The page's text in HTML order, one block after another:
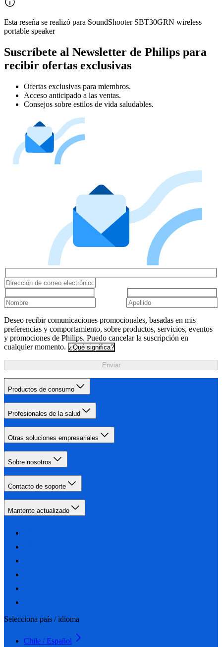
Esta reseña se realizó para SoundShooter SBT30GRN wireless
portable speaker
Suscríbete al Newsletter de Philips para
recibir ofertas exclusivas
Ofertas exclusivas para miembros.
Acceso anticipado a las ventas.
Consejos sobre estilos de vida saludables.
Deseo recibir comunicaciones promocionales, basadas en mis
preferencias y comportamiento, sobre productos, servicios, eventos
y promociones de Philips. Puedo cancelar la suscripción en
cualquier momento. ¿Qué significa?
Enviar
Productos de consumo
Profesionales de la salud
Otras soluciones empresariales
Sobre nosotros
Contacto de soporte
Mantente actualizado
Selecciona país / idioma
Chile / Español